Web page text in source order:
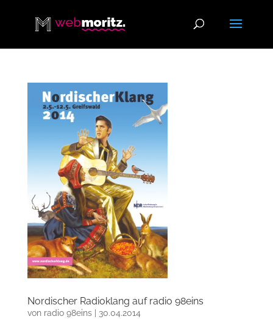
Nordischer Radioklang auf radio 98eins
von radio 98eins| 30.04.2014